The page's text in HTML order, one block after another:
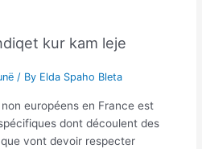
kur kam leje
/ By Elda Spaho Bleta
européens en France est
dont découlent des
vont devoir respecter